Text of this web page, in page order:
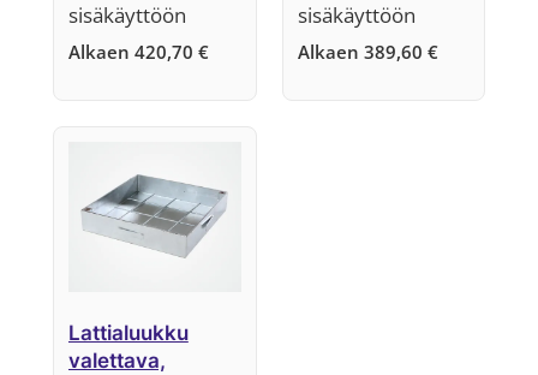
sisäkäyttöön
Alkaen 420,70 €
sisäkäyttöön
Alkaen 389,60 €
Lattialuukku
valettava,